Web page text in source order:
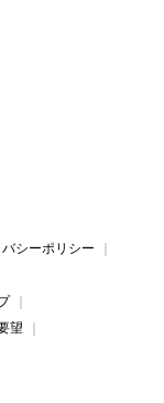
シーポリシー
望